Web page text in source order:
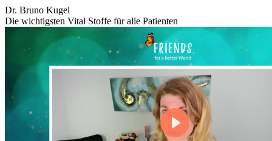
Dr. Bruno Kugel
Die wichtigsten Vital Stoffe für alle Patienten